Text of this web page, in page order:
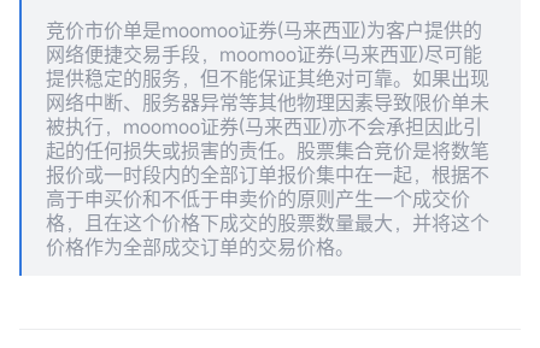
竞价市价单是moomoo证券(马来西亚)为客户提供的
网络便捷交易手段，moomoo证券(马来西亚)尽可能
提供稳定的服务，但不能保证其绝对可靠。如果出现
网络中断、服务器异常等其他物理因素导致限价单未
被执行，moomoo证券(马来西亚)亦不会承担因此引
起的任何损失或损害的责任。股票集合竞价是将数笔
报价或一时段内的全部订单报价集中在一起，根据不
高于申买价和不低于申卖价的原则产生一个成交价
格，且在这个价格下成交的股票数量最大，并将这个
价格作为全部成交订单的交易价格。